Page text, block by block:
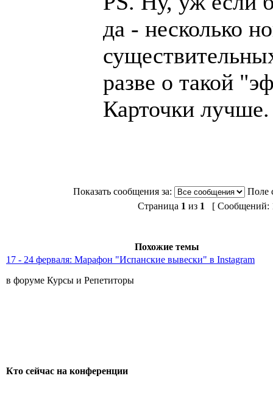
да - несколько
разве о такой
Карточки лучше.
Показать сообщения за:
Поле
Страница 1 из 1 [ Сообщений:
Похожие темы
17 - 24 ферваля: Марафон "Испанские вывески" в Instagram
в форуме Курсы и Репетиторы
Кто сейчас на конференции